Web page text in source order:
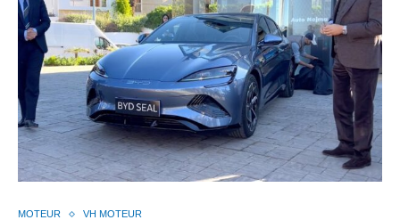
MOTEUR VH MOTEUR